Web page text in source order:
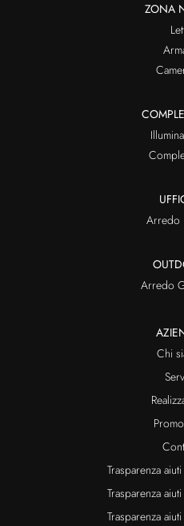
ZONA
Arredo
Arredo
Chi
Trasparenza
Trasparenza
Trasparenza